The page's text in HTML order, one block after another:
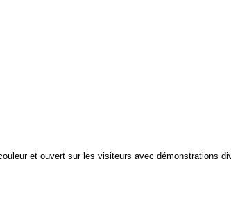
et ouvert sur les visiteurs avec démonstrations